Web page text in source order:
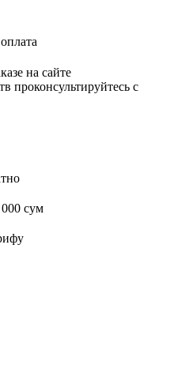
на сайте
проконсультируйтесь с
сум